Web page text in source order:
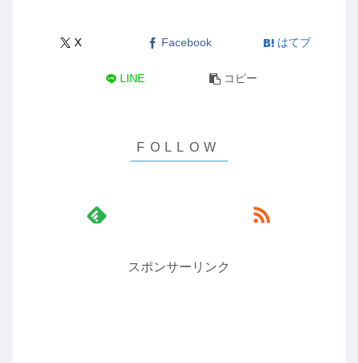
X Facebook はてブ
LINE コピー
スポンサーリンク